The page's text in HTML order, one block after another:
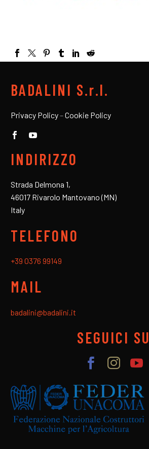
BADALINI S.r.l.
Privacy Policy–Cookie Policy
INDIRIZZO
Strada Delmona 1,
46017 Rivarolo Mantovano (MN)
Italy
TELEFONO
+39 0376 99149
MAIL
badalini@badalini.it
SEGUICI SU